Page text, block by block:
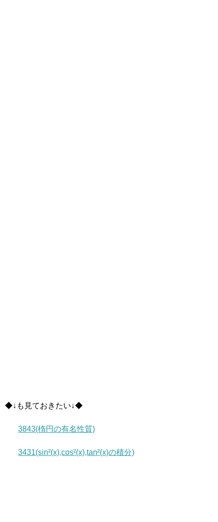
◆↓も見ておきたい↓◆
3843(楕円の有名性質)
3431(sin²(x),cos²(x),tan²(x)の積分)